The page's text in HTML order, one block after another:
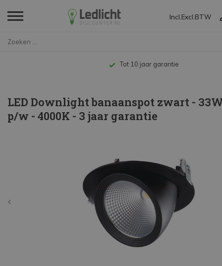
Incl. Excl. BTW
Tot 10 jaar garantie
LED Downlight banaanspot zwart -
p/w - 4000K - 3 jaar garantie